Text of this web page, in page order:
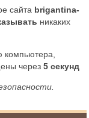
сайта brigantina-
никаких
компьютера,
через5 секунд